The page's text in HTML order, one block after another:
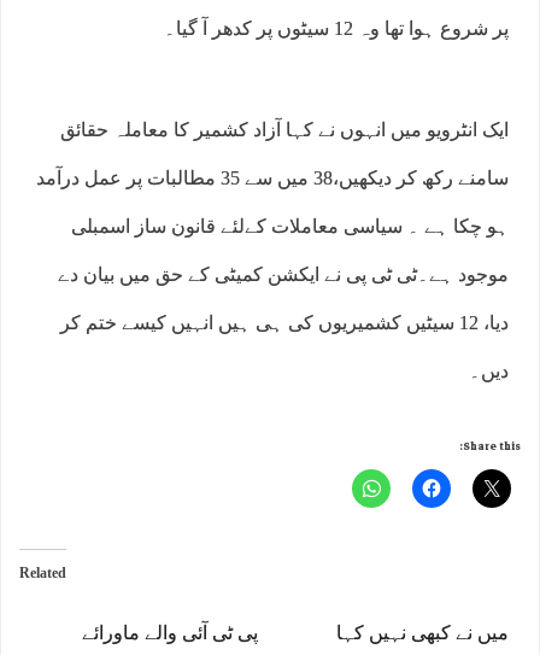
پر شروع ہوا تھا وہ 12 سیٹوں پر کدھر آ گیا۔
ایک انٹرویو میں انہوں نے کہا آزاد کشمیر کا معاملہ حقائق
سامنے رکھ کر دیکھیں،38 میں سے 35 مطالبات پر عمل درآمد
ہو چکا ہے ۔ سیاسی معاملات کےلئے قانون ساز اسمبلی
موجود ہے۔ٹی ٹی پی نے ایکشن کمیٹی کے حق میں بیان دے
دیا، 12 سیٹیں کشمیریوں کی ہی ہیں انہیں کیسے ختم کر
دیں۔
Share this:
Related
پی ٹی آئی والے ماورائے میں نے کبھی نہیں کہا